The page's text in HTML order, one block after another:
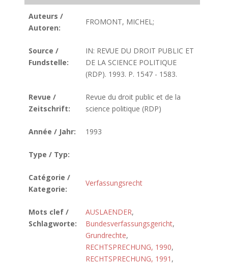
Auteurs /
Autoren:
FROMONT, MICHEL;
Source /
Fundstelle:
IN: REVUE DU DROIT PUBLIC ET
DE LA SCIENCE POLITIQUE
(RDP). 1993. P. 1547 - 1583.
Revue /
Zeitschrift:
Revue du droit public et de la
science politique (RDP)
Année / Jahr: 1993
Type / Typ:
Catégorie /
Kategorie:
Verfassungsrecht
Mots clef /
Schlagworte:
AUSLAENDER,
Bundesverfassungsgericht,
Grundrechte,
RECHTSPRECHUNG, 1990,
RECHTSPRECHUNG, 1991 ,